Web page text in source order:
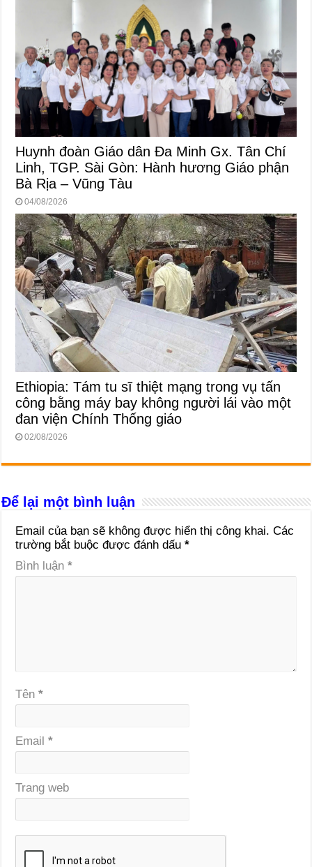
Huynh đoàn Giáo dân Đa Minh Gx. Tân Chí
Linh, TGP. Sài Gòn: Hành hương Giáo phận
Bà Rịa – Vũng Tàu
04/08/2026
Ethiopia: Tám tu sĩ thiệt mạng trong vụ tấn
công bằng máy bay không người lái vào một
đan viện Chính Thống giáo
02/08/2026
Để lại một bình luận
Email của bạn sẽ không được hiển thị công khai. Các
trường bắt buộc được đánh dấu*
Bình luận*
Tên*
Email*
Trang web